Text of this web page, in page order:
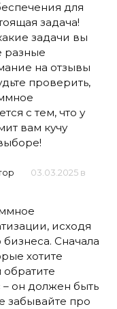
для
задача!
задачи вы
разные
на отзывы
проверить,
с тем, что у
вам кучу
03.03.2025 в
исходя
Сначала
хотите
обратите
он должен быть
забывайте про